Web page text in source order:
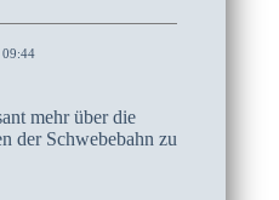
mehr über die
der Schwebebahn zu